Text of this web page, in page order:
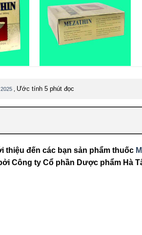
Ước tính 5 phút đọc
thiệu đến các bạn sản phẩm thuốc
Công ty Cổ phần Dược phẩm Hà